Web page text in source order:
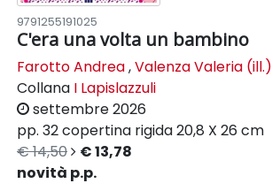
9791255191025
C'era una volta un bambino
Farotto Andrea,Valenza Valeria (ill.)
Collana I Lapislazzuli
settembre 2026
pp. 32copertina rigida20,8 X 26 cm
€ 14,50
€ 13,78
novità p.p.